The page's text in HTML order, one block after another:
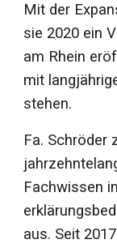
Mit der
sie 2020 ein
am Rhein
mit
stehen.
Fa. Schröder
Fachwissen
aus. Seit